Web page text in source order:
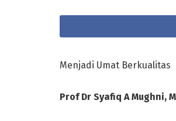
Menjadi Umat Berkualitas
Prof Dr Syafiq A Mughni,